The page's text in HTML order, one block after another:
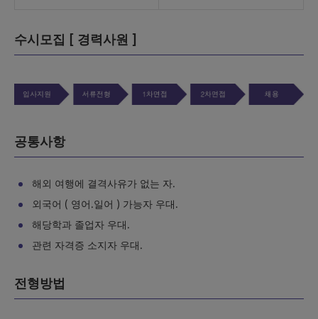
수시모집 [ 경력사원 ]
공통사항
해외 여행에 결격사유가 없는 자.
외국어 ( 영어.일어 ) 가능자 우대.
해당학과 졸업자 우대.
관련 자격증 소지자 우대.
전형방법